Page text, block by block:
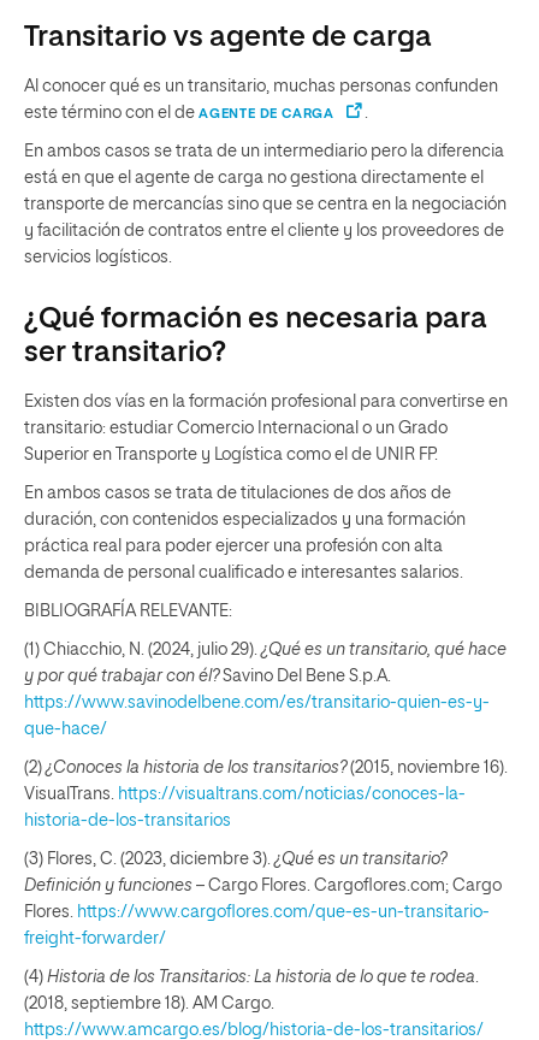
Transitario vs agente de carga
Al conocer qué es un transitario, muchas personas confunden
este término con el de AGENTE DE CARGA
En ambos casos se trata de un intermediario pero la diferencia
está en que el agente de carga no gestiona directamente el
transporte de mercancías sino que se centra en la negociación
y facilitación de contratos entre el cliente y los proveedores de
servicios logísticos.
¿Qué formación es necesaria para
ser transitario?
Existen dos vías en la formación profesional para convertirse en
transitario: estudiar Comercio Internacional o un Grado
Superior en Transporte y Logística como el de UNIR FP.
En ambos casos se trata de titulaciones de dos años de
duración, con contenidos especializados y una formación
práctica real para poder ejercer una profesión con alta
demanda de personal cualificado e interesantes salarios.
BIBLIOGRAFÍA RELEVANTE:
(1) Chiacchio, N. (2024, julio 29). ¿Qué es un transitario, qué hace
y por qué trabajar con él?Savino Del Bene S.p.A.
https://www.savinodelbene.com/es/transitario-quien-es-y-
que-hace/
(2) ¿Conoces la historia de los transitarios?(2015, noviembre 16).
VisualTrans.
https://visualtrans.com/noticias/conoces-la-
historia-de-los-transitarios
(3) Flores, C. (2023, diciembre 3). ¿Qué es un transitario?
Definición y funciones – Cargo Flores. Cargoflores.com; Cargo
Flores.
https://www.cargoflores.com/que-es-un-transitario-
freight-forwarder/
(4) Historia de los Transitarios: La historia de lo que te rodea
(2018, septiembre 18). AM Cargo.
https://www.amcargo.es/blog/historia-de-los-transitarios/